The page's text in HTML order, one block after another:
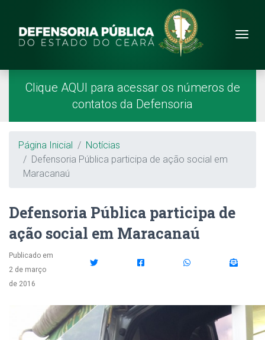
Site da Defensoria
Menu Principal
Página Inicial
Clique AQUI para acessar os números de
contatos da Defensoria
Breadcrumb
Página Inicial
Notícias
Defensoria Pública participa de ação social em
Maracanaú
Defensoria Pública participa de
ação social em Maracanaú
Publicado em
2 de março
de 2016